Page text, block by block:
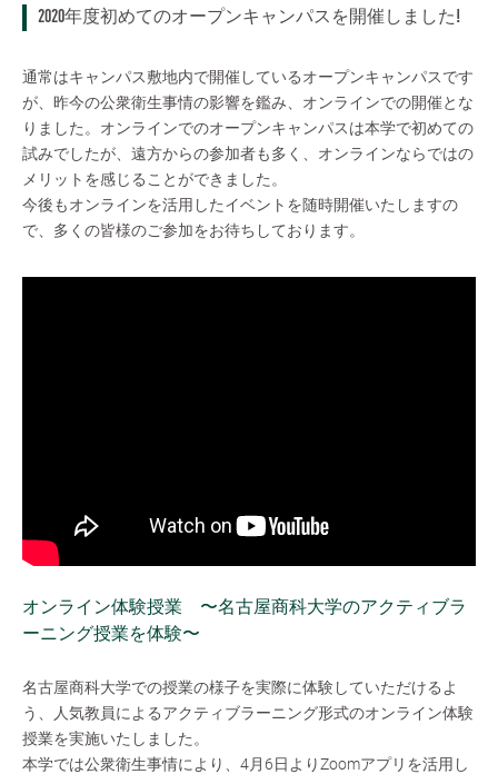
2020年度初めてのオープンキャンパスを開催しました!
通常はキャンパス敷地内で開催しているオープンキャンパスです
が、昨今の公衆衛生事情の影響を鑑み、オンラインでの開催とな
りました。オンラインでのオープンキャンパスは本学で初めての
試みでしたが、遠方からの参加者も多く、オンラインならではの
メリットを感じることができました。
今後もオンラインを活用したイベントを随時開催いたしますの
で、多くの皆様のご参加をお待ちしております。
オンライン体験授業 〜名古屋商科大学のアクティブラ
ーニング授業を体験〜
名古屋商科大学での授業の様子を実際に体験していただけるよ
う、人気教員によるアクティブラーニング形式のオンライン体験
授業を実施いたしました。
本学では公衆衛生事情により、4月6日よりZoomアプリを活用し